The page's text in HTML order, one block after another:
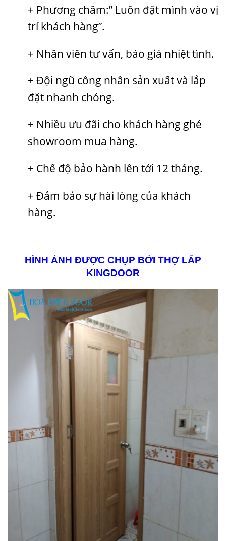
+ Phương châm:” Luôn đặt mình vào vị
trí khách hàng”.
+ Nhân viên tư vấn, báo giá nhiệt tình.
+ Đội ngũ công nhân sản xuất và lắp
đặt nhanh chóng.
+ Nhiều ưu đãi cho khách hàng ghé
showroom mua hàng.
+ Chế độ bảo hành lên tới 12 tháng.
+ Đảm bảo sự hài lòng của khách
hàng.
HÌNH ẢNH ĐƯỢC CHỤP BỞI THỢ LẮP
KINGDOOR